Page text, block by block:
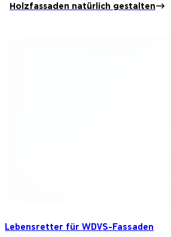
Holzfassaden natürlich gestalten
Lebensretter für WDVS-Fassaden